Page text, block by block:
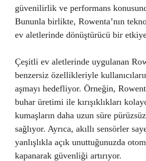
güvenilirlik ve performans
Bununla birlikte, Rowenta’nın
ev aletlerinde dönüştürücü bir
Çeşitli ev aletlerinde uygulanan
benzersiz özellikleriyle
aşmayı hedefliyor. Örneğin,
buhar üretimi ile kırışıklıkları
kumaşların daha uzun süre pürüzsüz
sağlıyor. Ayrıca, akıllı sensörler
yanlışlıkla açık unuttuğunuzda
kapanarak güvenliği artırıyor.